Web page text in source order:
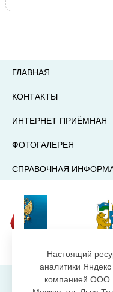
ГЛАВНАЯ
КОНТАКТЫ
ИНТЕРНЕТ ПРИЁМНАЯ
ФОТОГАЛЕРЕЯ
СПРАВОЧНАЯ
Настоящий
аналитики
компанией ООО